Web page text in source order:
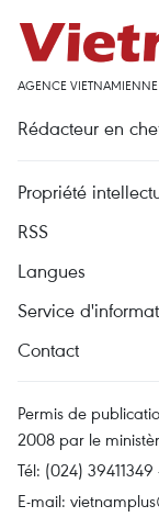
AGENCE
Rédacteur en
Propriété
RSS
Langues
Service
Contact
Permis de
2008 par le
Tél: (024)
E-mail: